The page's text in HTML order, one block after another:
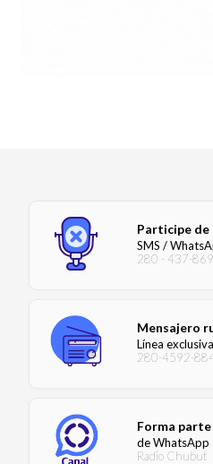
Participe de
SMS /
280 - 437-
Mensajero
Línea
280-4592-
Forma
de WhatsApp
Radio Chubut